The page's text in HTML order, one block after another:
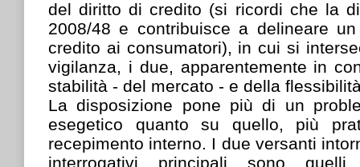
del diritto di credito (si ricordi che la
2008/48 e contribuisce a delineare
credito ai consumatori), in cui si
vigilanza, i due, apparentemente in
stabilità - del mercato - e della
La disposizione pone più di un
esegetico quanto su quello, più
recepimento interno. I due versanti
interrogativi principali sono